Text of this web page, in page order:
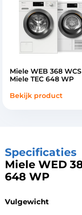
Miele WEB 368
Miele TEC 648 WP
Bekijk product
Specificaties
Miele WED
648 WP
Vulgewicht